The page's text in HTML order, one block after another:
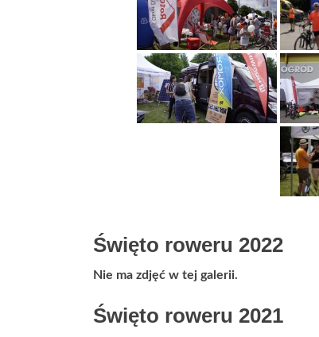
Święto roweru 2022
Nie ma zdjęć w tej galerii.
Święto roweru 2021